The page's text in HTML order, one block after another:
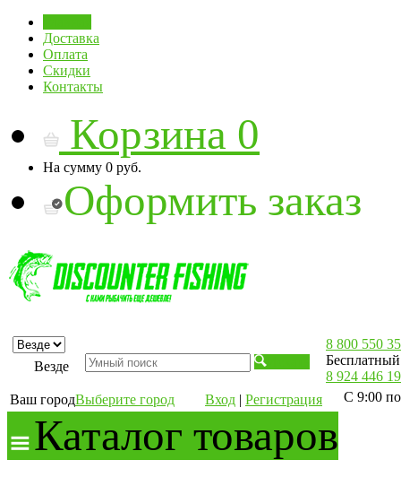
Доставка
Оплата
Скидки
Контакты
Корзина 0
На сумму 0 руб.
Оформить заказ
Везде
Ваш городВыберите город Вход | Регистрация
8 800 550
8 924 446
С 9:00
Каталог товаров